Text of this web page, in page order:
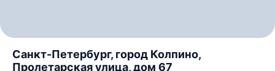
Санкт-Петербург, город Колпино,
Пролетарская улица, дом 67